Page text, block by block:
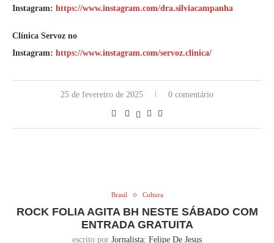
Instagram: https://www.instagram.com/dra.silviacampanha
Clínica Servoz no
Instagram: https://www.instagram.com/servoz.clinica/
25 de fevereiro de 2025 0 comentário
Brasil Cultura
ROCK FOLIA AGITA BH NESTE SÁBADO COM
ENTRADA GRATUITA
escrito por Jornalista: Felipe De Jesus